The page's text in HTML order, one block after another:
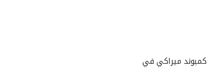
كمبوند ميراكي في